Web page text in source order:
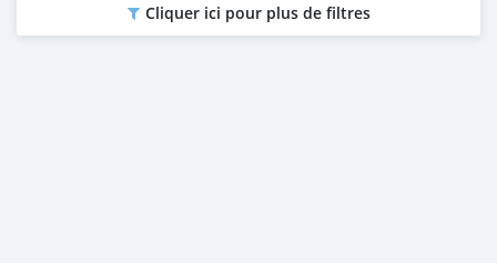
Cliquer ici pour plus de filtres